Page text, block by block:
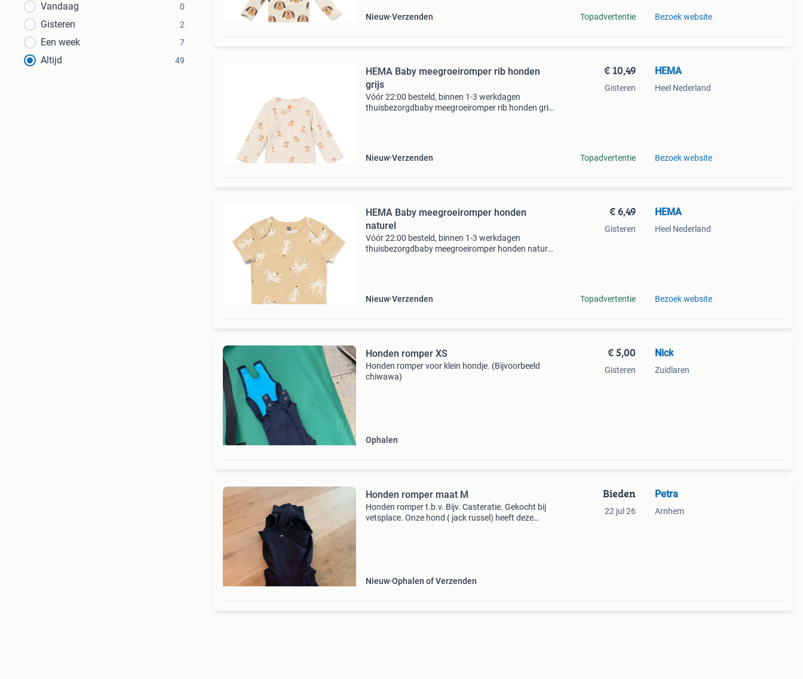
Vandaag
0
Gisteren 2
Een week 7
Altijd 49
Nieuw Verzenden Topadvertentie Bezoek website
HEMA Baby meegroeiromper rib honden
grijs
Vóór 22:00 besteld, binnen 1-3 werkdagen
thuisbezorgdbaby meegroeiromper rib honden grijs
Nieuw Verzenden
€ 10,49
Gisteren
Topadvertentie
HEMA
Heel Nederland
Bezoek website
HEMA Baby meegroeiromper honden
naturel
Vóór 22:00 besteld, binnen 1-3 werkdagen
thuisbezorgdbaby meegroeiromper honden naturel
Nieuw Verzenden
€ 6,49
Gisteren
Topadvertentie
HEMA
Heel Nederland
Bezoek website
Honden romper XS
Honden romper voor klein hondje. (Bijvoorbeeld
chiwawa)
Ophalen
€ 5,00
Gisteren
Nick
Zuidlaren
Honden romper maat M
Honden romper t.b.v. Bijv. Casteratie. Gekocht bij
vetsplace. Onze hond ( jack russel) heeft deze
Nieuw Ophalen of Verzenden
Bieden
22 jul 26
Petra
Arnhem